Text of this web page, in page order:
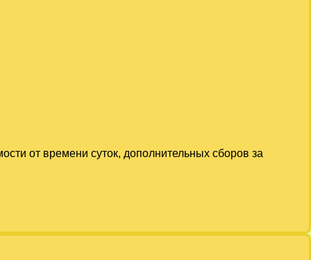
от времени суток, дополнительных сборов за